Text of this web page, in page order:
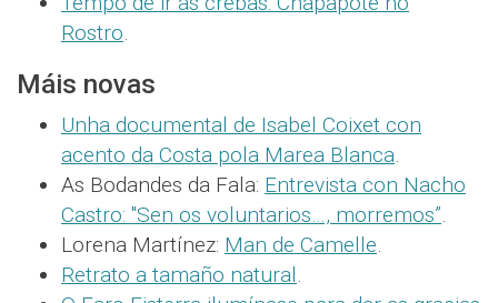
Rostro.
Máis novas
Unha documental de Isabel Coixet con
acento da Costa pola Marea Blanca.
As Bodandes da Fala: Entrevista con Nacho
Castro: "Sen os voluntarios…, morremos”.
Lorena Martínez: Man de Camelle.
Retrato a tamaño natural.